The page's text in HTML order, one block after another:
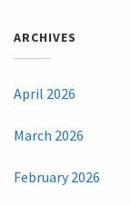
ARCHIVES
April 2026
March 2026
February 2026